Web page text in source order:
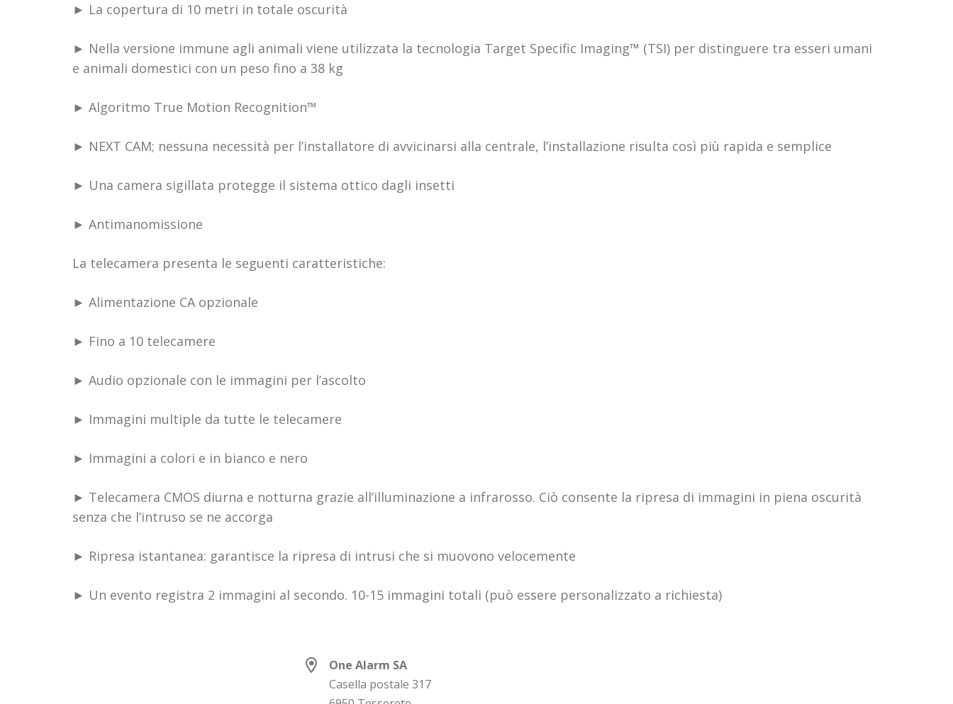
► La copertura di 10 metri in totale oscurità
► Nella versione immune agli animali viene utilizzata la tecnologia Target Specific Imaging™ (TSI) per distinguere tra esseri umani
e animali domestici con un peso fino a 38 kg
► Algoritmo True Motion Recognition™
► NEXT CAM; nessuna necessità per l’installatore di avvicinarsi alla centrale, l’installazione risulta così più rapida e semplice
► Una camera sigillata protegge il sistema ottico dagli insetti
► Antimanomissione
La telecamera presenta le seguenti caratteristiche:
► Alimentazione CA opzionale
► Fino a 10 telecamere
► Audio opzionale con le immagini per l’ascolto
► Immagini multiple da tutte le telecamere
► Immagini a colori e in bianco e nero
► Telecamera CMOS diurna e notturna grazie all’illuminazione a infrarosso. Ciò consente la ripresa di immagini in piena oscurità
senza che l’intruso se ne accorga
► Ripresa istantanea: garantisce la ripresa di intrusi che si muovono velocemente
► Un evento registra 2 immagini al secondo. 10-15 immagini totali (può essere personalizzato a richiesta)
One Alarm SA
Casella postale 317